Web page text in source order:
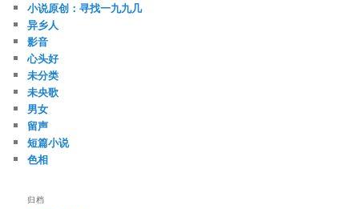
小说原创：寻找一九九几
异乡人
影音
心头好
未分类
未央歌
男女
留声
短篇小说
色相
归档